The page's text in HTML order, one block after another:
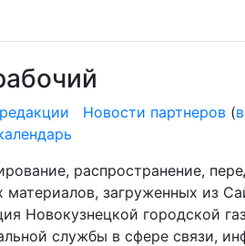
Новости партнеров (
распространение,
загруженных из
Новокузнецкой городской
службы в сфере связи,